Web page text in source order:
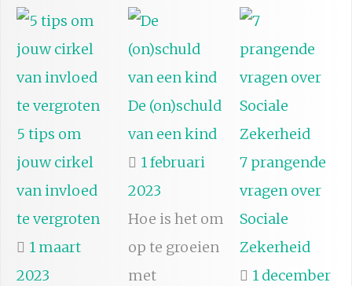
5 tips om
jouw cirkel
van invloed
te vergroten
1 maart
2023
De (on)schuld
van een kind
1 februari
2023
Hoe is het om
op te groeien
met
7 prangende
vragen over
Sociale
Zekerheid
1 december